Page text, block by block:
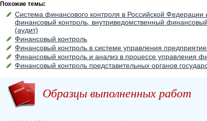
Похожие темы:
Система финансового контроля в Российской Федерации
финансовый контроль, внутриведомственный
(аудит)
Финансовый контроль
Финансовый контроль в системе управления
Финансовый контроль и анализ в процессе управления
Финансовый контроль представительных органов
Образцы выполненных работ